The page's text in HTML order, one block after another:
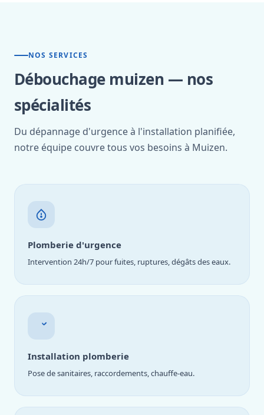
NOS SERVICES
Débouchage muizen — nos
spécialités
Du dépannage d'urgence à l'installation planifiée,
notre équipe couvre tous vos besoins à Muizen.
Plomberie d'urgence
Intervention 24h/7 pour fuites, ruptures, dégâts des eaux.
Installation plomberie
Pose de sanitaires, raccordements, chauffe-eau.